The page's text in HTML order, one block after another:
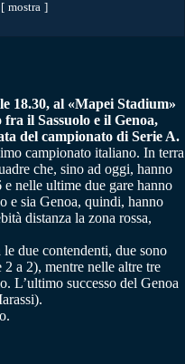
mostra
18.30, al «Mapei Stadium»
il Sassuolo e il Genoa,
del campionato di Serie A.
campionato italiano. In terra
che, sino ad oggi, hanno
nelle ultime due gare hanno
e sia Genoa, quindi, hanno
distanza la zona rossa,
due contendenti, due sono
a 2), mentre nelle altre tre
L’ultimo successo del Genoa